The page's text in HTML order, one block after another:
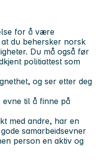
for å være
du behersker norsk
Du må også før
politiattest som
og ser etter deg
til å finne på
med andre, har en
samarbeidsevner
person en aktiv og